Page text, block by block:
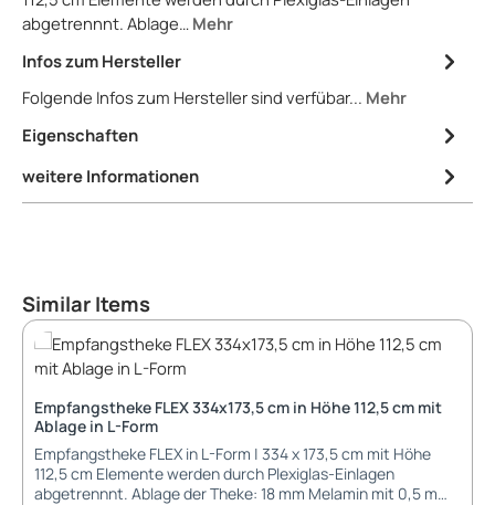
abgetrennnt. Ablage… Mehr
Infos zum Hersteller
Folgende Infos zum Hersteller sind verfübar... Mehr
Eigenschaften
weitere Informationen
Produktgalerie überspringen
Similar Items
Empfangstheke FLEX 334x173,5 cm in Höhe 112,5 cm mit
Ablage in L-Form
Empfangstheke FLEX in L-Form | 334 x 173,5 cm mit Höhe
112,5 cm Elemente werden durch Plexiglas-Einlagen
abgetrennnt. Ablage der Theke: 18 mm Melamin mit 0,5 mm